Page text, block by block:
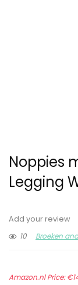
Noppies
Legging
Add your review
10
Broeken
Amazon.nl Price:€